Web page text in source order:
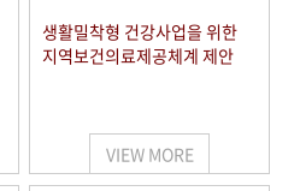
생활밀착형 건강사업을 위한
지역보건의료제공체계 제안
VIEW MORE